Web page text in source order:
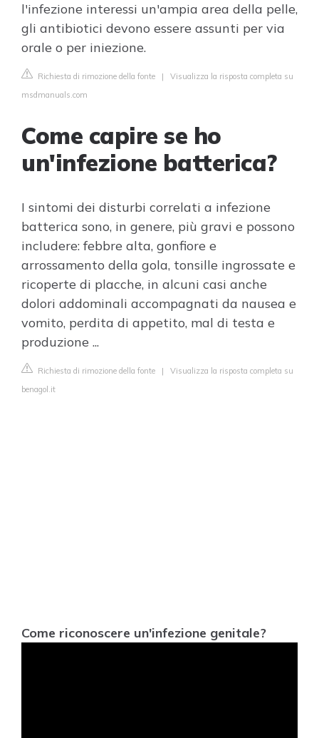
l'infezione interessi un'ampia area della pelle,
gli antibiotici devono essere assunti per via
orale o per iniezione.
Richiesta di rimozione della fonte | Visualizza la risposta completa su
msdmanuals.com
Come capire se ho
un'infezione batterica?
I sintomi dei disturbi correlati a infezione
batterica sono, in genere, più gravi e possono
includere: febbre alta, gonfiore e
arrossamento della gola, tonsille ingrossate e
ricoperte di placche, in alcuni casi anche
dolori addominali accompagnati da nausea e
vomito, perdita di appetito, mal di testa e
produzione ...
Richiesta di rimozione della fonte | Visualizza la risposta completa su
benagol.it
Come riconoscere un'infezione genitale?